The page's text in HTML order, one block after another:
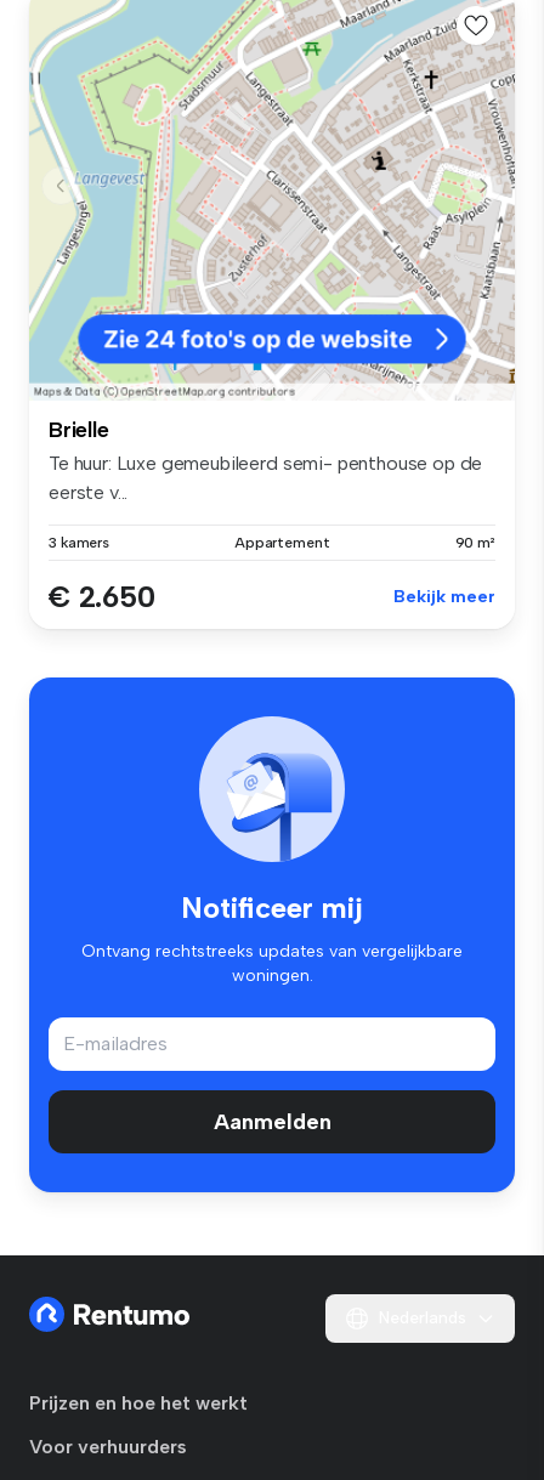
Brielle
Te huur: Luxe gemeubileerd semi- penthouse op de
eerste v...
3 kamers Appartement 90 m²
€ 2.650 Bekijk meer
Notificeer mij
Ontvang rechtstreeks updates van vergelijkbare
woningen.
Aanmelden
Prijzen en hoe het werkt
Voor verhuurders